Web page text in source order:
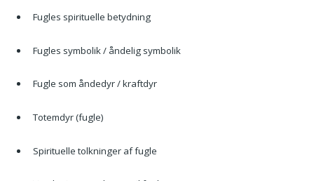
Fugles spirituelle betydning
Fugles symbolik / åndelig symbolik
Fugle som åndedyr / kraftdyr
Totemdyr (fugle)
Spirituelle tolkninger af fugle